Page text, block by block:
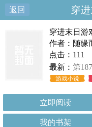
返回 穿
穿进末日游
作者：随缘
点击：111
最新： 第
（二）！
游戏小说
立即阅读
我的书架